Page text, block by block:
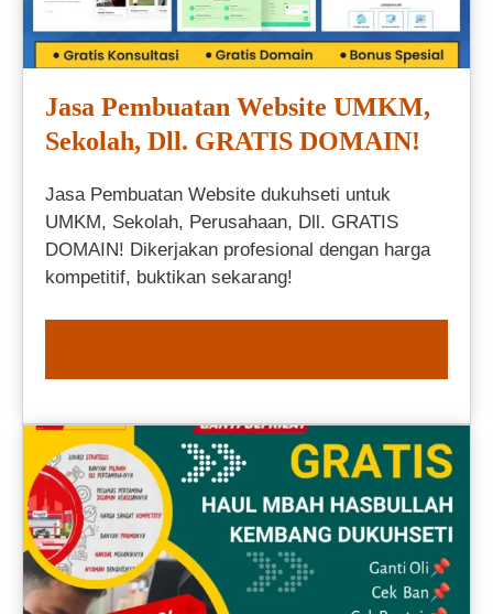
Jasa Pembuatan Website UMKM,
Sekolah, Dll. GRATIS DOMAIN!
Jasa Pembuatan Website dukuhseti untuk
UMKM, Sekolah, Perusahaan, Dll. GRATIS
DOMAIN! Dikerjakan profesional dengan harga
kompetitif, buktikan sekarang!